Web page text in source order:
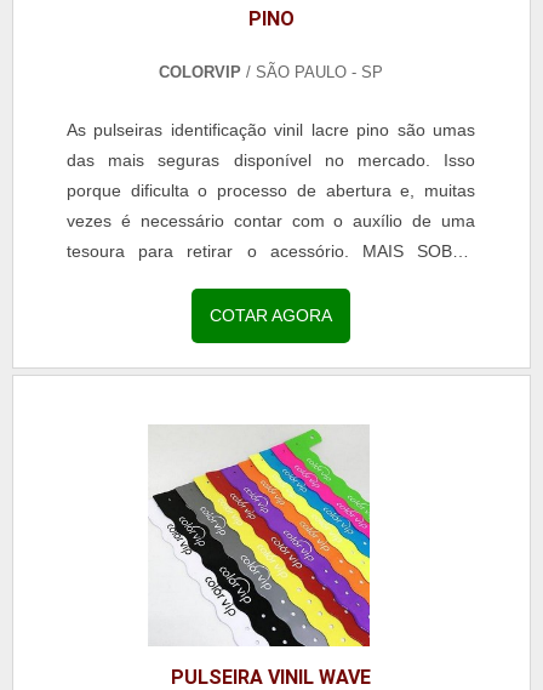
PINO
COLORVIP/ SÃO PAULO - SP
As pulseiras identificação vinil lacre pino são umas
das mais seguras disponível no mercado. Isso
porque dificulta o processo de abertura e, muitas
vezes é necessário contar com o auxílio de uma
tesoura para retirar o acessório. MAIS SOBRE
pulseira é o mais indicado para ser utilizado em
eventos de longa duração, já que possui também
resistência para ter contato com a água e até
COTAR AGORA
PULSEIRA VINIL WAVE